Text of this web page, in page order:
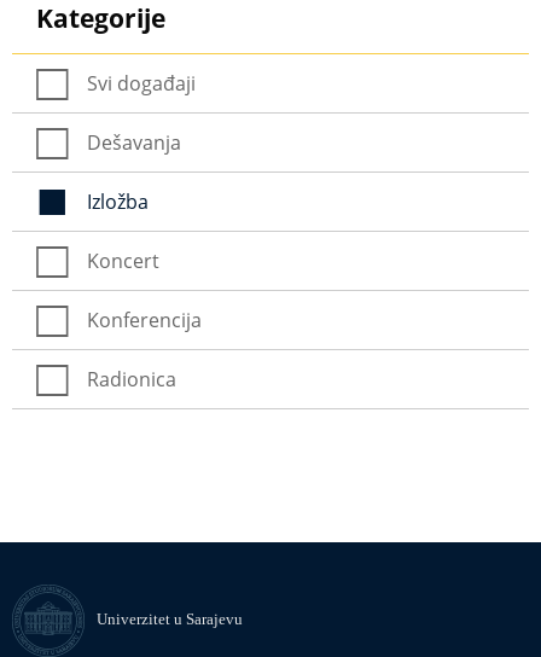
Kategorije
Svi događaji
Dešavanja
Izložba
Koncert
Konferencija
Radionica
Univerzitet u Sarajevu